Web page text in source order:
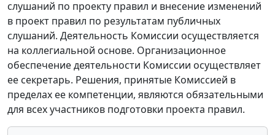
слушаний по проекту правил и внесение изменений
в проект правил по результатам публичных
слушаний. Деятельность Комиссии осуществляется
на коллегиальной основе. Организационное
обеспечение деятельности Комиссии осуществляет
ее секретарь. Решения, принятые Комиссией в
пределах ее компетенции, являются обязательными
для всех участников подготовки проекта правил.